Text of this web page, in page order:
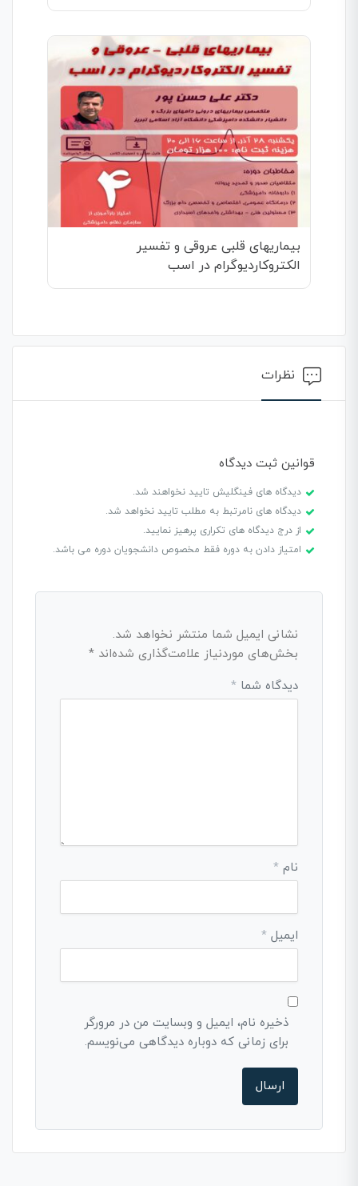
بیماریهای قلبی عروقی و تفسیر
الکتروکاردیوگرام در اسب
نظرات
قوانین ثبت دیدگاه
دیدگاه های فینگلیش تایید نخواهند شد.
دیدگاه های نامرتبط به مطلب تایید نخواهد شد.
از درج دیدگاه های تکراری پرهیز نمایید.
امتیاز دادن به دوره فقط مخصوص دانشجویان دوره می باشد.
نشانی ایمیل شما منتشر نخواهد شد.
بخش‌های موردنیاز علامت‌گذاری شده‌اند *
دیدگاه شما *
نام *
ایمیل *
ذخیره نام، ایمیل و وبسایت من در مرورگر
برای زمانی که دوباره دیدگاهی می‌نویسم.